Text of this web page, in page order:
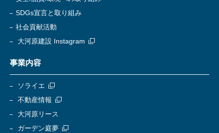
SDGs宣言と取り組み
社会貢献活動
大河原建設 Instagram
事業内容
ソライエ
不動産情報
大河原リース
ガーデン庭夢